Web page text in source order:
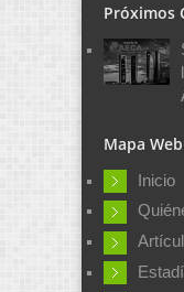
Próximos
Mapa Web
Inicio